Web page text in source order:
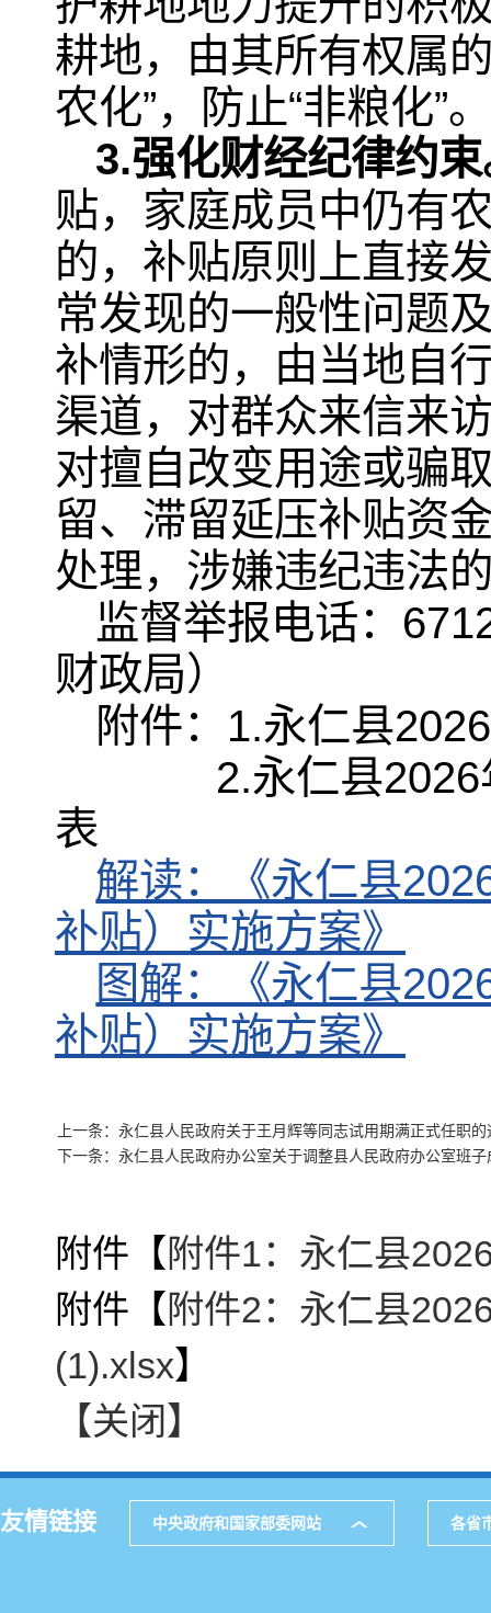
耕地，由其所有权属
农化”，防止“非粮化”。
3.强化财经纪律约
贴，家庭成员中仍有
的，补贴原则上直接
常发现的一般性问题
补情形的，由当地自
渠道，对群众来信来
对擅自改变用途或骗
留、滞留延压补贴资
处理，涉嫌违纪违法
监督举报电话：
财政局）
附件：1.永仁县
2.永仁县2026年
表
解读：《永仁县
补贴）实施方案》
图解：《永仁县
补贴）实施方案》
上一条：永仁县人民政府关于王月辉等同志试用期满正式任职的
下一条：永仁县人民政府办公室关于调整县人民政府办公室班
附件【 附件1：永仁县
附件【 附件2：永仁县
(1).xlsx】
【关闭】
友情链接 中央政府和国家部委网站 各省